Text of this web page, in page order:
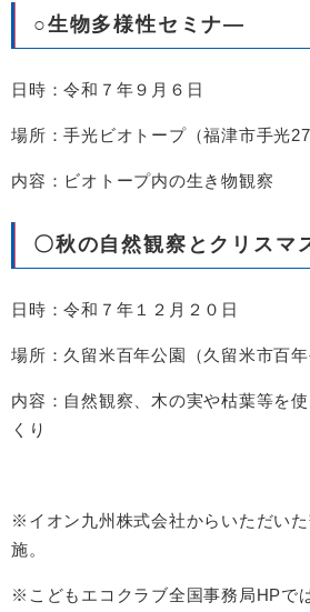
○生物多様性セミナ―​
日時：令和７年９月６日
場所：手光ビオトープ（福津市手光
内容：ビオトープ内の生き物観察
〇秋の自然観察とクリスマ
日時：令和７年１２月２０日
場所： 久留米百年公園（久留米市百年
内容：自然観察、木の実や枯葉等を
くり
※イオン九州株式会社からいただい
施。
※こどもエコクラブ全国事務局HPで